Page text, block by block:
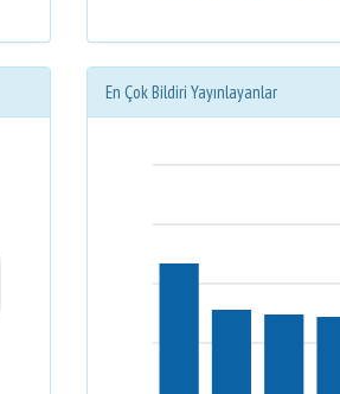
En Çok Bildiri Yayınlayanlar